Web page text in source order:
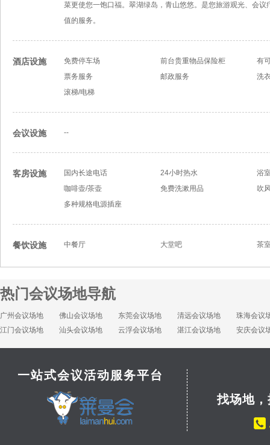
菜更使您一饱口福。翠湖绿岛，青山悠悠。是您旅游观光、会
值的服务。
酒店设施 免费停车场 前台贵重物品保险柜
有
票务服务
邮政服务
洗
滚梯/电梯
会议设施 --
客房设施 国内长途电话 24小时热水
浴
咖啡壶/茶壶
免费洗漱用品
吹
多种规格电源插座
餐饮设施 中餐厅 大堂吧 茶
热门会议场地导航
广州会议场地 佛山会议场地 东莞会议场地 清远会议场地
珠海会议
江门会议场地
汕头会议场地 云浮会议场地 湛江会议场地 安庆会议
一站式会议活动服务平台
找场地